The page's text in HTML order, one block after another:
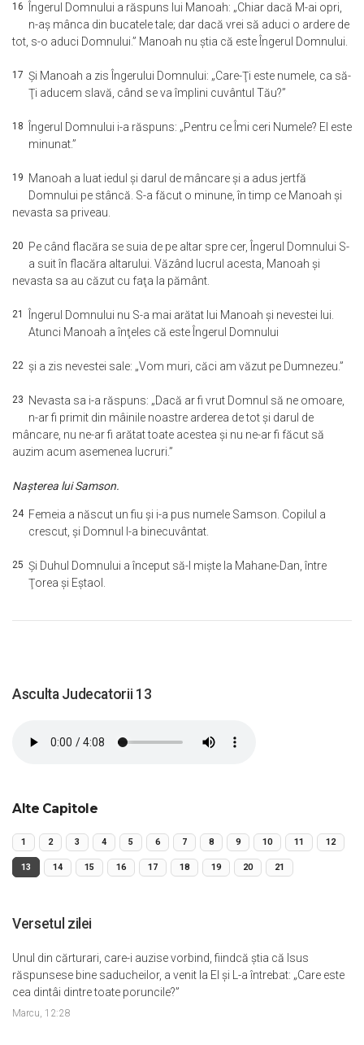
16
Îngerul Domnului a răspuns lui Manoah: „Chiar dacă M-ai opri,
n-aş mânca din bucatele tale; dar dacă vrei să aduci o ardere de
tot, s-o aduci Domnului.” Manoah nu ştia că este Îngerul Domnului.
17 Şi Manoah a zis Îngerului Domnului: „Care-Ţi este numele, ca să-
Ţi aducem slavă, când se va împlini cuvântul Tău?”
18
Îngerul Domnului i-a răspuns: „Pentru ce Îmi ceri Numele? El este
minunat.”
19 Manoah a luat iedul şi darul de mâncare şi a adus jertfă
Domnului pe stâncă. S-a făcut o minune, în timp ce Manoah şi
nevasta sa priveau.
20 Pe când flacăra se suia de pe altar spre cer, Îngerul Domnului S-
a suit în flacăra altarului. Văzând lucrul acesta, Manoah şi
nevasta sa au căzut cu faţa la pământ.
21
Îngerul Domnului nu S-a mai arătat lui Manoah şi nevestei lui.
Atunci Manoah a înţeles că este Îngerul Domnului
22 şi a zis nevestei sale: „Vom muri, căci am văzut pe Dumnezeu.”
23
Nevasta sa i-a răspuns: „Dacă ar fi vrut Domnul să ne omoare,
n-ar fi primit din mâinile noastre arderea de tot şi darul de
mâncare, nu ne-ar fi arătat toate acestea şi nu ne-ar fi făcut să
auzim acum asemenea lucruri.”
Naşterea lui Samson.
24 Femeia a născut un fiu şi i-a pus numele Samson. Copilul a
crescut, şi Domnul l-a binecuvântat.
25 Şi Duhul Domnului a început să-l mişte la Mahane-Dan, între
Ţorea şi Eştaol.
Asculta Judecatorii 13
Alte Capitole
1 2 3 4 5 6 7 8 9 10 11 12
13 14 15 16 17 18 19 20 21
Versetul zilei
Unul din cărturari, care-i auzise vorbind, fiindcă ştia că Isus
răspunsese bine saducheilor, a venit la El şi L-a întrebat: „Care este
cea dintâi dintre toate poruncile?”
Marcu, 12:28